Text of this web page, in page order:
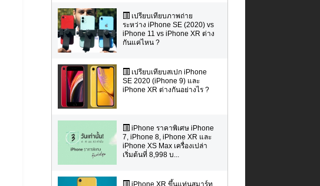
เปรียบเทียบภาพถ่าย
ระหว่าง iPhone SE (2020) vs
iPhone 11 vs iPhone XR ต่าง
กันแค่ไหน ?
เปรียบเทียบสเปก iPhone
SE 2020 (iPhone 9) และ
iPhone XR ต่างกันอย่างไร ?
iPhone ราคาพิเศษ iPhone
7, iPhone 8, iPhone XR และ
iPhone XS Max เครื่องเปล่า
เริ่มต้นที่ 8,998 บ...
iPhone XR ขึ้นแท่นสมาร์ท